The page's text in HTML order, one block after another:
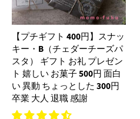
【プチギフト 400円】スナッ
キー・B（チェダーチーズパ
スタ） ギフト お礼 プレゼン
ト 嬉しい お菓子 500円 面白
い 異動 ちょっとした 300円
卒業 大人 退職 感謝